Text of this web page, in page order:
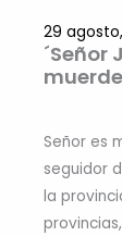
´Señor
29
Señor es
seguidor
la